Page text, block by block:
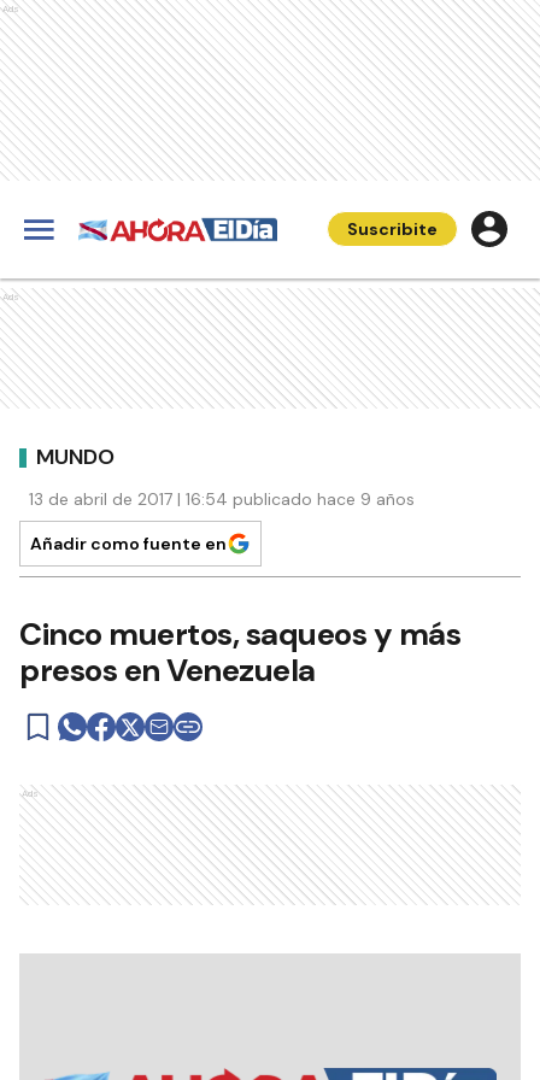
Ads
Suscribite
Ads
MUNDO
13 de abril de 2017 | 16:54 publicado hace 9 años
Añadir como fuente en
Cinco muertos, saqueos y más
presos en Venezuela
Ads